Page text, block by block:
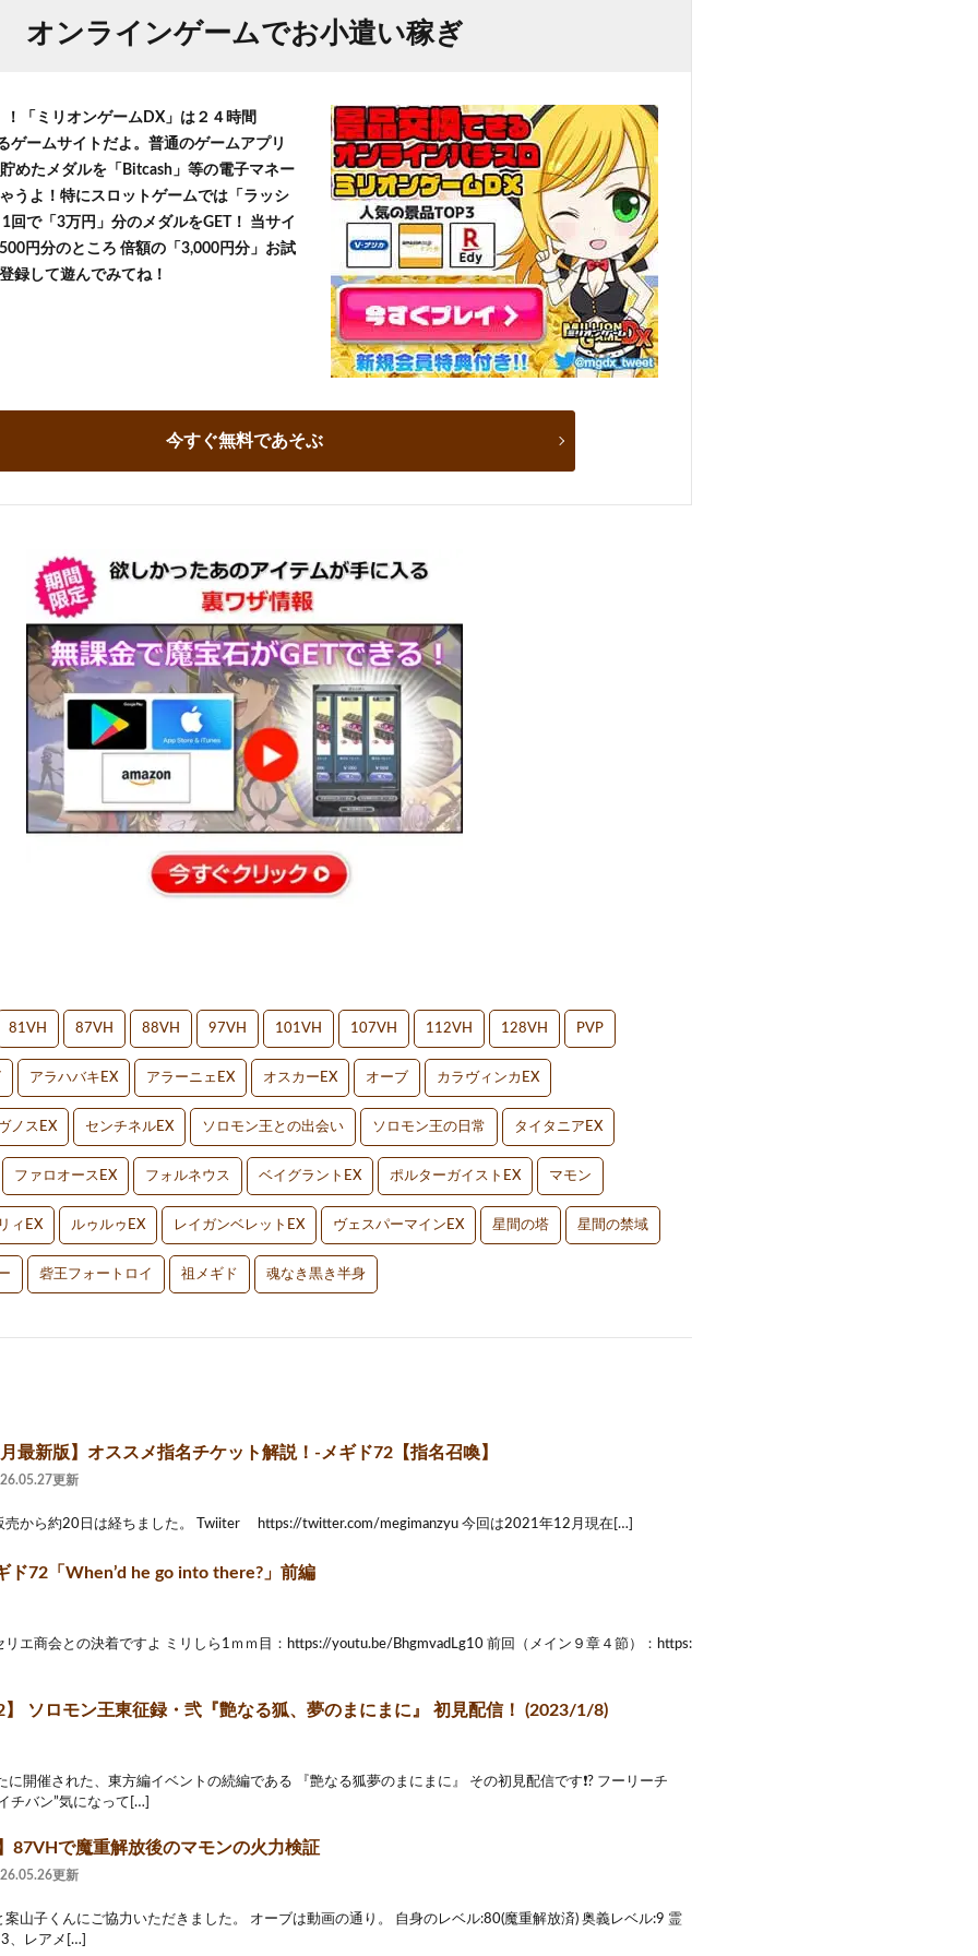
オンラインゲームでお小遣い稼ぎ
！「ミリオンゲームDX」は２４時間
ゲームサイトだよ。普通のゲームアプリ
めたメダルを「Bitcash」等の電子マネー
うよ！特にスロットゲームでは「ラッシ
回で「3万円」分のメダルをGET！ 当サイ
円分のところ 倍額の「3,000円分」お試
録して遊んでみてね！
今すぐ無料であそぶ
81VH 87VH 88VH 97VH 101VH 107VH 112VH 128VH PVP
アラハバキEX アラーニェEX オスカーEX オーブ カラヴィンカEX
ノスEX センチネルEX ソロモン王との出会い ソロモン王の日常 タイタニアEX
ファロオースEX フォルネウス ベイグラントEX ポルターガイストEX マモン
ィEX ルゥルゥEX レイガンベレットEX ヴェスパーマインEX 星間の塔 星間の禁域
砦王フォートロイ 祖メギド 魂なき黒き半身
最新版】オススメ指名チケット解説！-メギド72【指名召喚】
更新
売から約20日は経ちました。 Twiiter https://twitter.com/megimanzyu 今回は2021年12月現在[…]
ド72「When’d he go into there?」前編
リエ商会との決着ですよ ミリしら1ｍｍ目：https://youtu.be/BhgmvadLg10 前回（メイン９章４節）：https:
】 ソロモン王東征録・弐『艶なる狐、夢のまにまに』 初見配信！ (2023/1/8)
に開催された、東方編イベントの続編である 『艶なる狐夢のまにまに』 その初見配信です❗? フーリーチ
チバン”気になって[…]
87VHで魔重解放後のマモンの火力検証
更新
案山子くんにご協力いただきました。 オーブは動画の通り。 自身のレベル:80(魔重解放済) 奥義レベル:9 霊
、レアメ[…]